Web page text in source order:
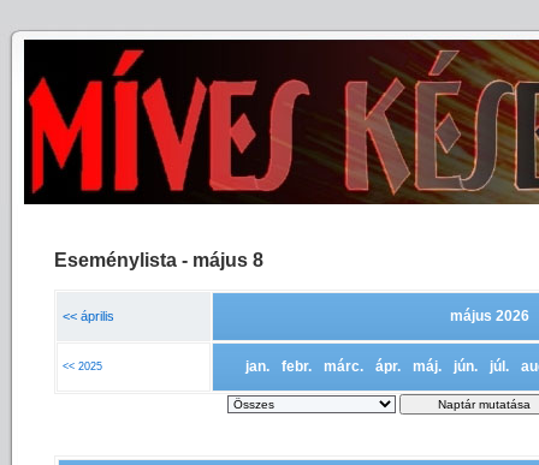
Eseménylista - május 8
<< április május 2026
<< 2025 jan. febr. márc. ápr. máj. jún. júl.